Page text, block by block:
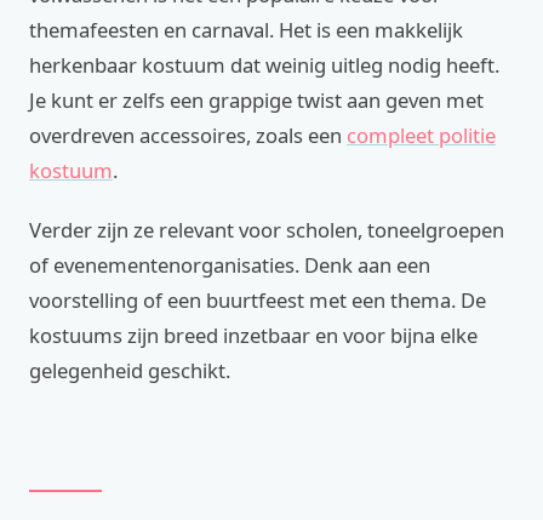
themafeesten en carnaval. Het is een makkelijk
herkenbaar kostuum dat weinig uitleg nodig heeft.
Je kunt er zelfs een grappige twist aan geven met
overdreven accessoires, zoals een compleet politie
kostuum.
Verder zijn ze relevant voor scholen, toneelgroepen
of evenementenorganisaties. Denk aan een
voorstelling of een buurtfeest met een thema. De
kostuums zijn breed inzetbaar en voor bijna elke
gelegenheid geschikt.